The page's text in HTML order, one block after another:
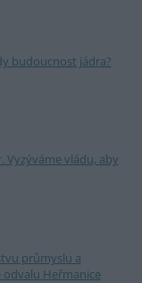
budoucnost jádra?
Vyzýváme vládu, aby
průmyslu a
Heřmanice